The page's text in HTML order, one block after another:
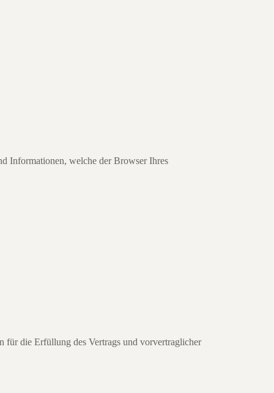
Informationen, welche der Browser Ihres
die Erfüllung des Vertrags und vorvertraglicher